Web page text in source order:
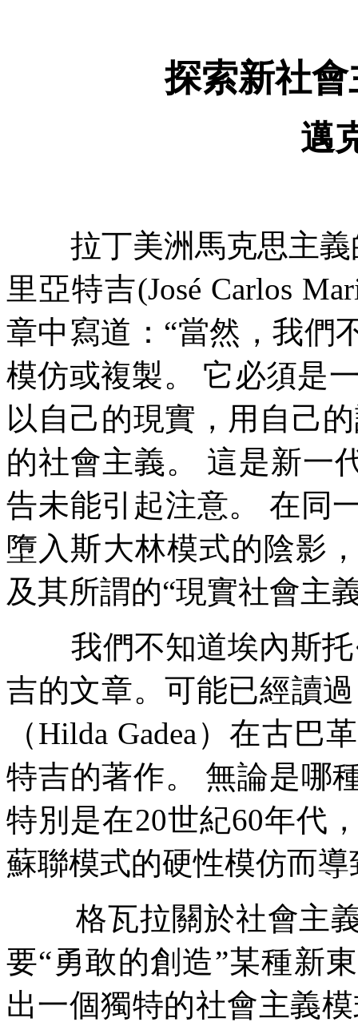
探索新社
邁
拉丁美洲馬克思主
里亞特吉(José Carlos
章中寫道： “當然，我們
模仿或複製。
它必須是
以自己的現實，用自己
的社會主義。
這是新一
告未能引起注意。
在同
墮入斯大林模式的陰影
及其所謂的“現實社會主
我們不知道埃內斯托
吉的文章。可能已經讀
（Hilda Gadea）在古巴
特吉的著作。
無論是哪
特別是在20世紀60年代
蘇聯模式的硬性模仿而
格瓦拉關於社會主
要“勇敢的創造”某種新
出一個獨特的社會主義